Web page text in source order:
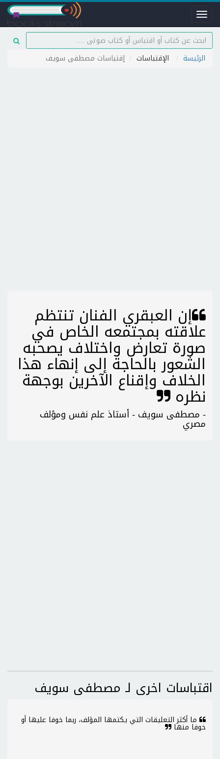
Toggle
navigation
الرئيسة الإقتباسات إقتباسات مصطفى سويف
إن العبقري الفنان تنتظم
علاقته بمجتمعه الخاص في
صورة تعارض واختلاف يصحبه
الشعور بالحاجة إلى إنهاء هذا
الخلاف وإقناع الآخرين بوجهة
نظره
- مصطفى سويف - أستاذ علم نفس ومؤلف
مصري
اقتباسات اخرى لـ مصطفى سويف
ما أكثر التعليقات التي يكتمها المؤلف، ربما خوفا عليها أو
خوفا منها